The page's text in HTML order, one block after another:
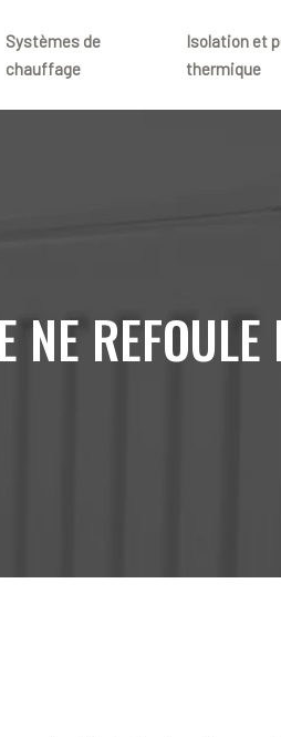
Systèmes de
chauffage
Isolation et
thermique